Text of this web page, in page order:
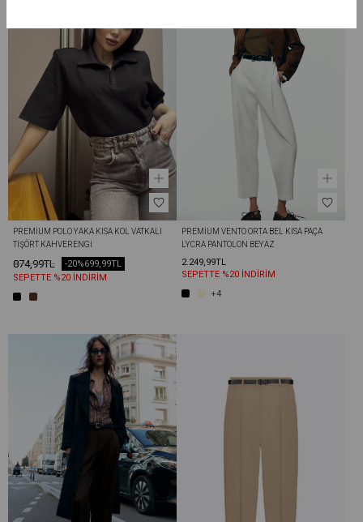
PREMIUM POLO YAKA KISA KOL VATKALI
TIŞÖRT KAHVERENGI
874,99TL 699,99TL
-20%
SEPETTE %20 İNDİRİM
PREMIUM VENTO ORTA BEL KISA PAÇA
LYCRA PANTOLON BEYAZ
2.249,99TL
SEPETTE %20 İNDİRİM
+4